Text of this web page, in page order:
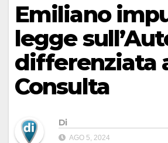
Emiliano
legge
differenziata
Consulta
Di
AGO 5, 2024